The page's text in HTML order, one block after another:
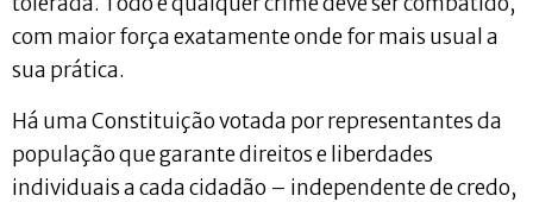
com maior força exatamente onde for mais usual a
sua prática.
Há uma Constituição votada por representantes da
população que garante direitos e liberdades
individuais a cada cidadão – independente de credo,